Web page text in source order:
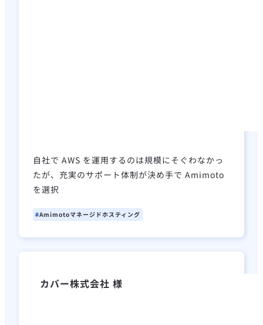
自社で AWS を運用するのは規模にそぐわなかっ
たが、充実のサポート体制が決め手で Amimoto
を選択
Amimotoマネージドホスティング
カバー株式会社 様